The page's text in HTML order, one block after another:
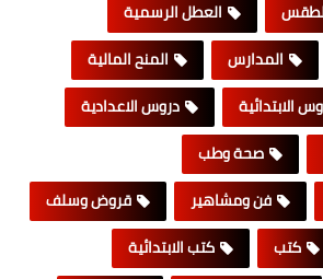
العطل الرسمية
المدارس
المنح المالية
الابتدائية
دروس الاعدادية
صحة وطب
فن ومشاهير
قروض وسلف
كتب
كتب الابتدائية